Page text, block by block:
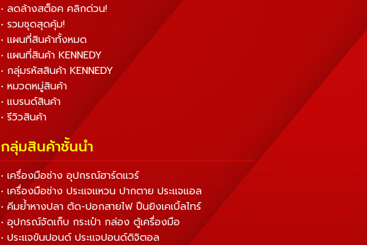
• ลดล้างสต็อค คลิกด่วน!
• รวมชุดสุดคุ้ม!
• แผนที่สินค้าทั้งหมด
• แผนที่สินค้า KENNEDY
• กลุ่มรหัสสินค้า KENNEDY
• หมวดหมู่สินค้า
• แบรนด์สินค้า
• รีวิวสินค้า
กลุ่มสินค้าชั้นนำ
• เครื่องมือช่าง อุปกรณ์ฮาร์ดแวร์
• เครื่องมือช่าง ประแจแหวน ปากตาย ประแจแอล
• คีมย้ำหางปลา ตัด-ปอกสายไฟ ปืนยิงเคเบิ้ลไทร์
• อุปกรณ์จัดเก็บ กระเป๋า กล่อง ตู้เครื่องมือ
• ประแจขันปอนด์ ประแจปอนด์ดิจิตอล